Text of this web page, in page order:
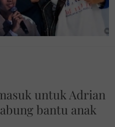
untuk Adrian
bantu anak